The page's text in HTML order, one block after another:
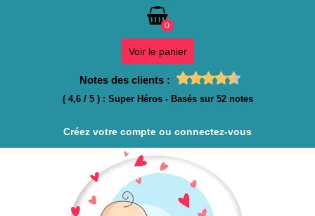
0
Voir le panier
Notes des clients :
( 4,6/ 5) : Super Héros - Basés sur 52notes
Créez votre compte ou connectez-vous